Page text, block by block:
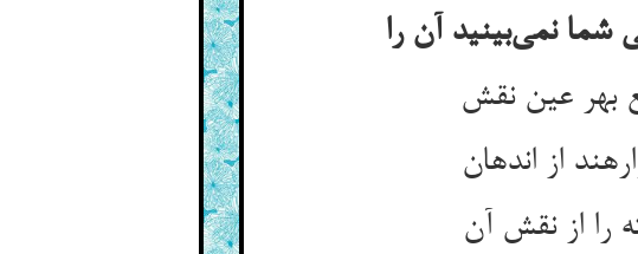
نمی‌بینید آن را
بهر عین نقش
از اندهان
را از نقش آن